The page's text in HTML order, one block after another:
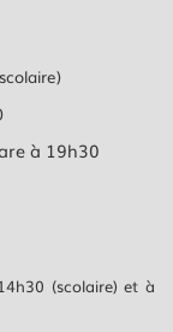
à 19h30
(scolaire) et à